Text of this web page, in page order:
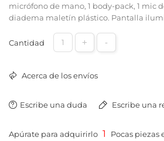
micrófono de mano, 1 body-pack, 1 mic
diadema maletín plástico. Pantalla
Cantidad + -
Acerca de los envíos
Escribe una duda Escribe una
Apúrate para adquirirlo 1 Pocas piezas